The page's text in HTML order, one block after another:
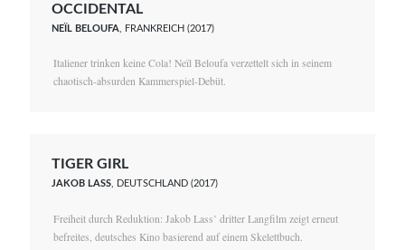
OCCIDENTAL
NEÏL BELOUFA , FRANKREICH (2017)
Italiener trinken keine Cola! Neïl Beloufa verzettelt sich in seinem
chaotisch-absurden Kammerspiel-Debüt.
TIGER GIRL
JAKOB LASS, DEUTSCHLAND (2017)
Freiheit durch Reduktion: Jakob Lass’ dritter Langfilm zeigt erneut
befreites, deutsches Kino basierend auf einem Skelettbuch.